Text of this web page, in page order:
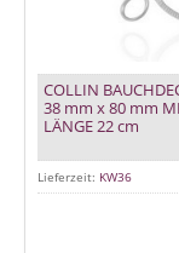
COLLIN
38 mm x 80 mm
LÄNGE 22 cm
Lieferzeit: KW36